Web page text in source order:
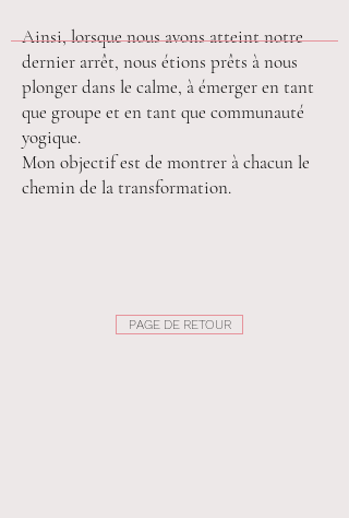
Ainsi, lorsque nous avons atteint notre
dernier arrêt, nous étions prêts à nous
plonger dans le calme, à émerger en tant
que groupe et en tant que communauté
yogique.
Mon objectif est de montrer à chacun le
chemin de la transformation.
PAGE DE RETOUR